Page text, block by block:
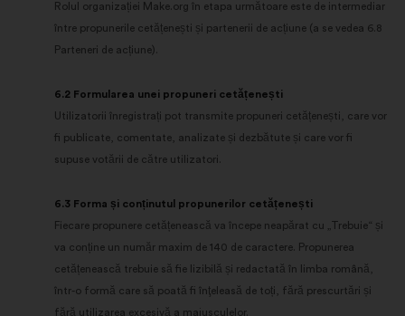
Rolul organizației Make.org în etapa următoare este de intermediar
între propunerile cetățenești și partenerii de acțiune (a se vedea 6.8
Parteneri de acțiune).
6.2 Formularea unei propuneri cetățenești
Utilizatorii înregistrați pot transmite propuneri cetățenești, care vor
fi publicate, comentate, analizate și dezbătute și care vor fi
supuse votării de către utilizatori.
6.3 Forma și conținutul propunerilor cetățenești
Fiecare propunere cetățenească va începe neapărat cu „Trebuie“ și
va conține un număr maxim de 140 de caractere. Propunerea
cetățenească trebuie să fie lizibilă și redactată în limba română,
într-o formă care să poată fi înţeleasă de toți, fără prescurtări și
fără utilizarea excesivă a majusculelor.